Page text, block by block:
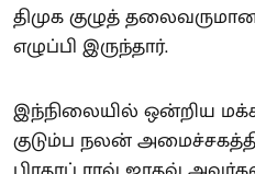
திமுக குழுத்
எழுப்பி இருந்தார்.
இந்நிலையில் ஒன்றிய
குடும்ப நலன்